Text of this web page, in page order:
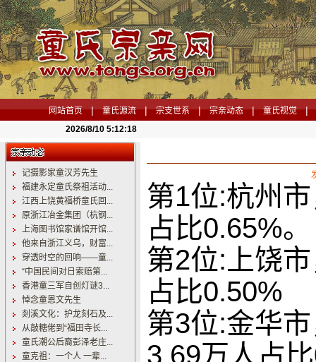
网站首页 | 童氏源流 | 宗支世系 | 宗亲动态 | 童氏视觉 |
2026/8/10 5:12:20
记摄影家童汉芳先生
福建永定童氏祭祖活动...
江西上饶黄福桥童氏回...
原浙江冶金集团（杭钢...
上海图书馆家谱馆开馆...
他来自浙江义乌，财富...
穿透时空的回响——童...
“中国民间对日索赔第...
香港童三军自创灯谜3...
悼念童恩文先生
剡溪文化：护龙刻石及...
从敲糖佬到“福田寺长...
童氏潮公后裔彭泽老庄...
童克祖：一个人 一辈...
第1位:杭州
占比0.65%。
第2位:上饶
占比0.50%
第3位:金华
3.69万人占